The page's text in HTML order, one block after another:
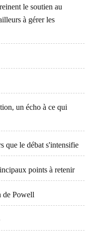
le soutien au
à gérer les
un écho à ce qui
que le débat s'intensifie
points à retenir
de Powell